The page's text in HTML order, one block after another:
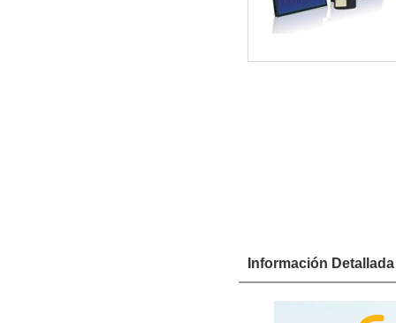
Información Detallada